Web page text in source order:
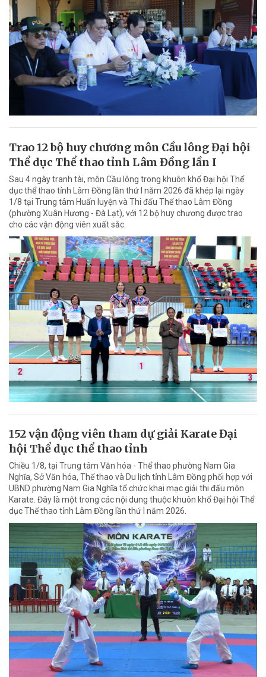
Trao 12 bộ huy chương môn Cầu lông Đại hội
Thể dục Thể thao tỉnh Lâm Đồng lần I
Sau 4 ngày tranh tài, môn Cầu lông trong khuôn khổ Đại hội Thể
dục thể thao tỉnh Lâm Đồng lần thứ I năm 2026 đã khép lại ngày
1/8 tại Trung tâm Huấn luyện và Thi đấu Thể thao Lâm Đồng
(phường Xuân Hương - Đà Lạt), với 12 bộ huy chương được trao
cho các vận động viên xuất sắc.
152 vận động viên tham dự giải Karate Đại
hội Thể dục thể thao tỉnh
Chiều 1/8, tại Trung tâm Văn hóa - Thể thao phường Nam Gia
Nghĩa, Sở Văn hóa, Thể thao và Du lịch tỉnh Lâm Đồng phối hợp với
UBND phường Nam Gia Nghĩa tổ chức khai mạc giải thi đấu môn
Karate. Đây là một trong các nội dung thuộc khuôn khổ Đại hội Thể
dục Thể thao tỉnh Lâm Đồng lần thứ I năm 2026.